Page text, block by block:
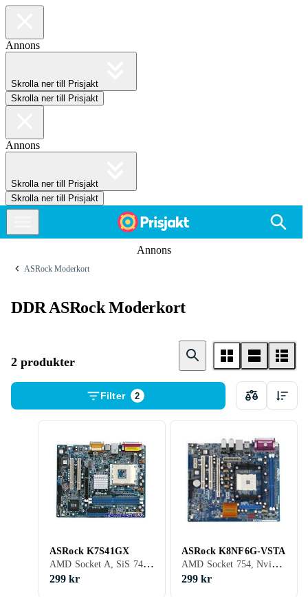
Annons
Skrolla ner till Prisjakt
Skrolla ner till Prisjakt
Annons
Skrolla ner till Prisjakt
Skrolla ner till Prisjakt
Annons
ASRock Moderkort
DDR ASRock Moderkort
2 produkter
Filter 2
ASRock K7S41GX
AMD Socket A, SiS 741GX, Micro ATX, DDR2, DDR, DDR3, 2 GB
299 kr
ASRock K8NF6G-VSTA
AMD Socket 754, Nvidia GeForce 6100 + nForce 405, Micro ATX, DDR, DDR4, 2 GB
299 kr